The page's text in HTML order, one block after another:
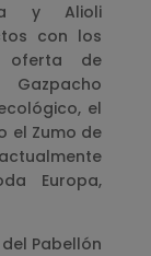
y Alioli
con los
oferta de
el
el Zumo de
Europa,
Pabellón